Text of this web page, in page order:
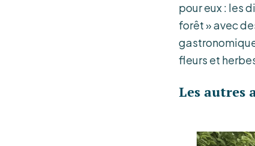
pour eux : les
forêt » avec
fleurs et
Les autres